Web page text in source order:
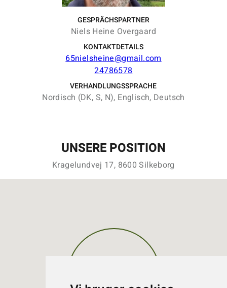
GESPRÄCHSPARTNER
Niels Heine Overgaard
KONTAKTDETAILS
65nielsheine@gmail.com
24786578
VERHANDLUNGSSPRACHE
Nordisch (DK, S, N), Englisch, Deutsch
UNSERE POSITION
Kragelundvej 17, 8600 Silkeborg